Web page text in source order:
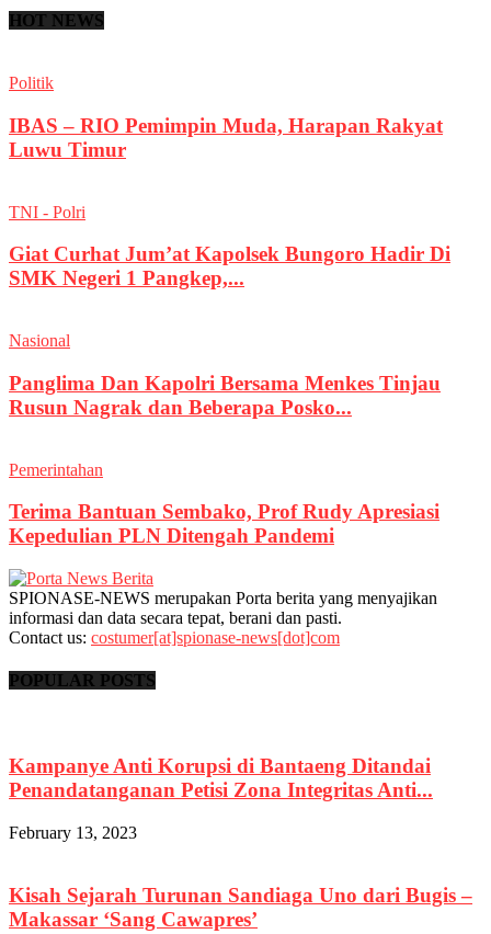
HOT NEWS
Politik
IBAS – RIO Pemimpin Muda, Harapan Rakyat
Luwu Timur
TNI - Polri
Giat Curhat Jum’at Kapolsek Bungoro Hadir Di
SMK Negeri 1 Pangkep,...
Nasional
Panglima Dan Kapolri Bersama Menkes Tinjau
Rusun Nagrak dan Beberapa Posko...
Pemerintahan
Terima Bantuan Sembako, Prof Rudy Apresiasi
Kepedulian PLN Ditengah Pandemi
SPIONASE-NEWS merupakan Porta berita yang menyajikan
informasi dan data secara tepat, berani dan pasti.
Contact us: costumer[at]spionase-news[dot]com
POPULAR POSTS
Kampanye Anti Korupsi di Bantaeng Ditandai
Penandatanganan Petisi Zona Integritas Anti...
February 13, 2023
Kisah Sejarah Turunan Sandiaga Uno dari Bugis –
Makassar ‘Sang Cawapres’